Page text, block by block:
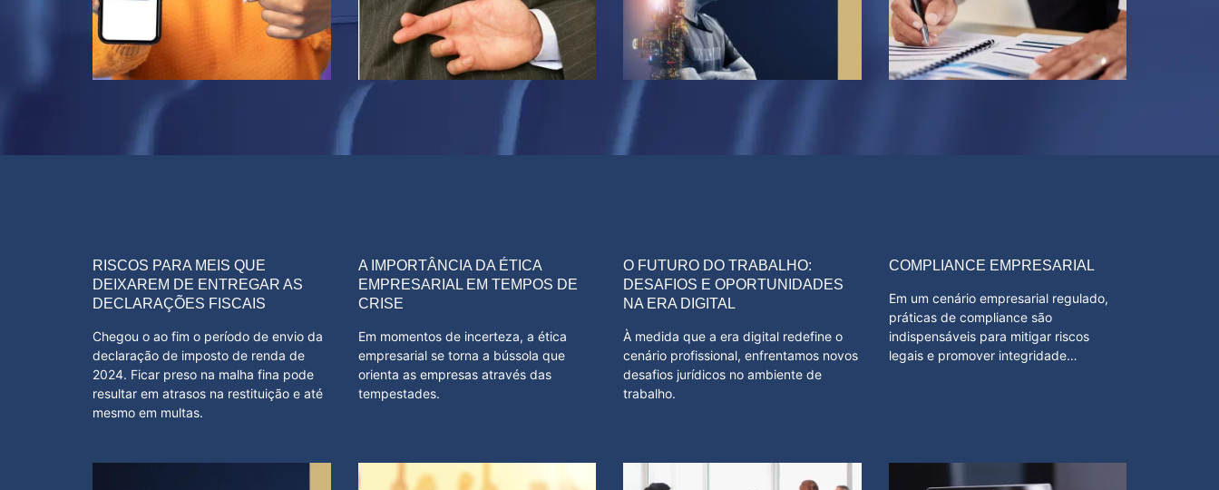
RISCOS PARA MEIS QUE
DEIXAREM DE ENTREGAR AS
DECLARAÇÕES FISCAIS
Chegou o ao fim o período de envio da
declaração de imposto de renda de
2024. Ficar preso na malha fina pode
resultar em atrasos na restituição e até
mesmo em multas.
A IMPORTÂNCIA DA ÉTICA
EMPRESARIAL EM TEMPOS DE
CRISE
Em momentos de incerteza, a ética
empresarial se torna a bússola que
orienta as empresas através das
tempestades.
O FUTURO DO TRABALHO:
DESAFIOS E OPORTUNIDADES
NA ERA DIGITAL
À medida que a era digital redefine o
cenário profissional, enfrentamos novos
desafios jurídicos no ambiente de
trabalho.
COMPLIANCE EMPRESARIAL
Em um cenário empresarial regulado,
práticas de compliance são
indispensáveis para mitigar riscos
legais e promover integridade…